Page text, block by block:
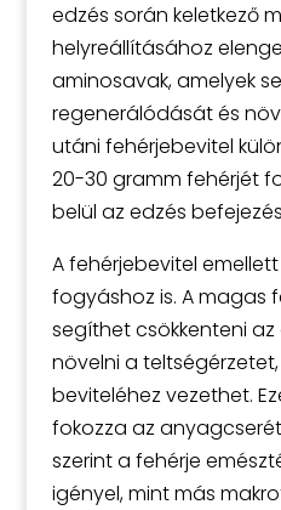
edzés során keletkező
helyreállításához
aminosavak, amelyek
regenerálódását és
utáni fehérjebevitel
20-30 gramm fehérjét
belül az edzés
A fehérjebevitel
fogyáshoz is. A magas
segíthet csökkenteni
növelni a
beviteléhez vezethet.
fokozza az
szerint a fehérje
igényel, mint más